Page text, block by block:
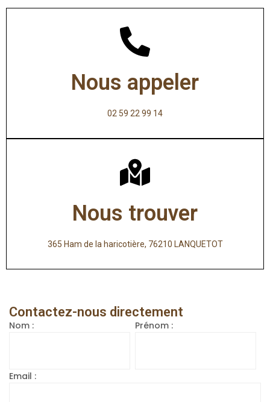
Nous appeler
02 59 22 99 14
Nous trouver
365 Ham de la haricotière, 76210 LANQUETOT
Contactez-nous directement
Nom : Prénom :
Email :